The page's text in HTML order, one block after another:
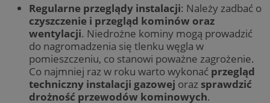
Regularne przeglądy instalacji: Należy zadbać o
czyszczenie i przegląd kominów oraz
wentylacji. Niedrożne kominy mogą prowadzić
do nagromadzenia się tlenku węgla w
pomieszczeniu, co stanowi poważne zagrożenie.
Co najmniej raz w roku warto wykonać przegląd
techniczny instalacji gazowej oraz sprawdzić
drożność przewodów kominowych.